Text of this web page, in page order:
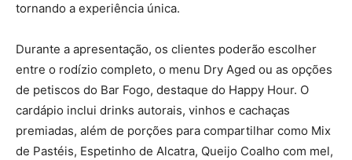
tornando a experiência única.
Durante a apresentação, os clientes poderão escolher
entre o rodízio completo, o menu Dry Aged ou as opções
de petiscos do Bar Fogo, destaque do Happy Hour. O
cardápio inclui drinks autorais, vinhos e cachaças
premiadas, além de porções para compartilhar como Mix
de Pastéis, Espetinho de Alcatra, Queijo Coalho com mel,